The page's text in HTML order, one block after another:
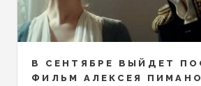
В СЕНТЯБРЕ ВЫЙДЕТ
ФИЛЬМ АЛЕКСЕЯ